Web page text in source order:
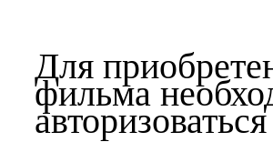
Для
фильма
авторизоваться